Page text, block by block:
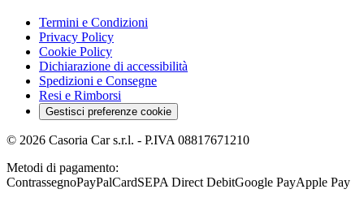
Termini e Condizioni
Privacy Policy
Cookie Policy
Dichiarazione di accessibilità
Spedizioni e Consegne
Resi e Rimborsi
Gestisci preferenze cookie
© 2026 Casoria Car s.r.l. - P.IVA 08817671210
Metodi di pagamento:
ContrassegnoPayPalCardSEPA Direct DebitGoogle PayApple Pay